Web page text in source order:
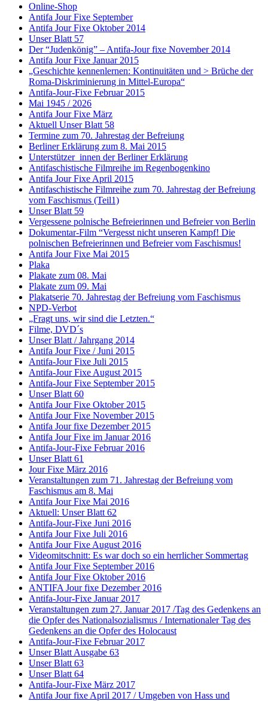
Online-Shop
Antifa Jour Fixe September
Antifa Jour Fixe Oktober 2014
Unser Blatt 57
Der “Judenkönig” – Antifa-Jour fixe November 2014
Antifa Jour Fixe Januar 2015
„Geschichte kennenlernen: Kontinuitäten und > Brüche der
Roma-Diskriminierung in Mittel-Europa“
Antifa-Jour-Fixe Februar 2015
Mai 1945 / 2026
Antifa Jour Fixe März
Aktuell Unser Blatt 58
Termine zum 70. Jahrestag der Befreiung
Berliner Erklärung zum 8. Mai 2015
Unterstützer_innen der Berliner Erklärung
Antifaschistische Filmreihe im Regenbogenkino
Antifa Jour Fixe April 2015
Antifaschistische Filmreihe zum 70. Jahrestag der Befreiung
vom Faschismus (Teil1)
Unser Blatt 59
Vergessene polnische Befreierinnen und Befreier von Berlin
Dokumentar-Film “Vergesst nicht unseren Kampf! Die
polnischen Befreierinnen und Befreier vom Faschismus!
Antifa Jour Fixe Mai 2015
Plaka
Plakate zum 08. Mai
Plakate zum 09. Mai
Plakatserie 70. Jahrestag der Befreiung vom Faschismus
NPD-Verbot
„Fragt uns, wir sind die Letzten.“
Filme, DVD´s
Unser Blatt / Jahrgang 2014
Antifa Jour Fixe / Juni 2015
Antifa-Jour Fixe Juli 2015
Antifa-Jour Fixe August 2015
Antifa-Jour Fixe September 2015
Unser Blatt 60
Antifa Jour Fixe Oktober 2015
Antifa Jour Fixe November 2015
Antifa Jour fixe Dezember 2015
Antifa Jour Fixe im Januar 2016
Antifa-Jour-Fixe Februar 2016
Unser Blatt 61
Jour Fixe März 2016
Veranstaltungen zum 71. Jahrestag der Befreiung vom
Faschismus am 8. Mai
Antifa Jour Fixe Mai 2016
Aktuell: Unser Blatt 62
Antifa-Jour-Fixe Juni 2016
Antifa Jour Fixe Juli 2016
Antifa Jour Fixe August 2016
Videomitschnitt: Es war doch so ein herrlicher Sommertag
Antifa Jour Fixe September 2016
Antifa Jour Fixe Oktober 2016
ANTIFA Jour fixe Dezember 2016
Antifa-Jour-Fixe Januar 2017
Veranstaltungen zum 27. Januar 2017 /Tag des Gedenkens an
die Opfer des Nationalsozialismus / Internationaler Tag des
Gedenkens an die Opfer des Holocaust
Antifa-Jour-Fixe Februar 2017
Unser Blatt Ausgabe 63
Unser Blatt 63
Unser Blatt 64
Antifa-Jour-Fixe März 2017
Antifa Jour fixe April 2017 / Umgeben von Hass und